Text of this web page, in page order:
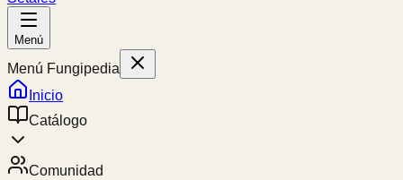
Menú
Menú Fungipedia
Inicio
Catálogo
Comunidad